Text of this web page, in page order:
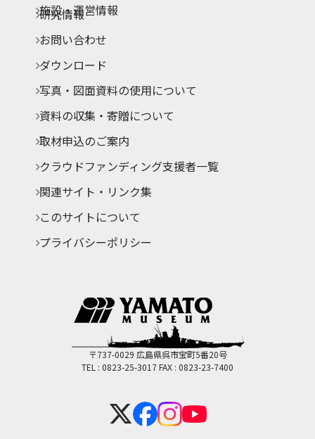
施設・運営情報
研究情報
お問い合わせ
ダウンロード
写真・図面資料の使用について
資料の収集・寄贈について
取材申込のご案内
クラウドファンディング支援者一覧
関連サイト・リンク集
このサイトについて
プライバシーポリシー
〒737-0029 広島県呉市宝町5番20号
TEL : 0823-25-3017FAX : 0823-23-7400